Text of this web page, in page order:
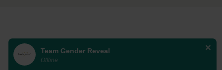
Team Gender Reveal
Offline